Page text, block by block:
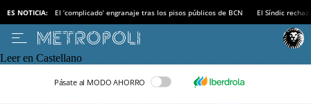
ES NOTICIA: El ‘complicado’ engranaje tras los pisos públicos de BCN El Síndic
Leer en Castellano
Pásate al MODO AHORRO